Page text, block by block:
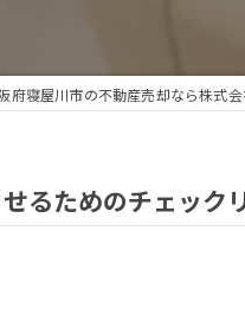
府寝屋川市の不動産売却なら株式
るためのチェック